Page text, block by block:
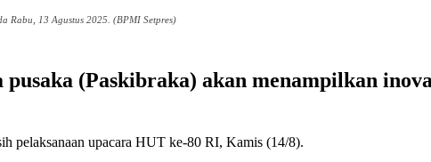
Rabu, 13 Agustus 2025. (BPMI Setpres)
(Paskibraka) akan menampilkan
pelaksanaan upacara HUT ke-80 RI, Kamis (14/8).